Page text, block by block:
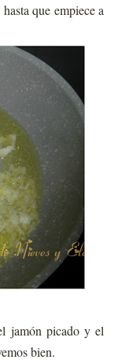
que empiece a
jamón picado y el
bien.